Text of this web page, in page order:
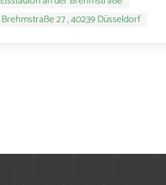
Brehmstraße 27 , 40239 Düsseldorf